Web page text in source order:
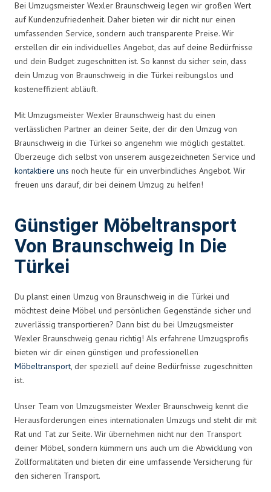
Bei Umzugsmeister Wexler Braunschweig legen wir großen Wert
auf Kundenzufriedenheit. Daher bieten wir dir nicht nur einen
umfassenden Service, sondern auch transparente Preise. Wir
erstellen dir ein individuelles Angebot, das auf deine Bedürfnisse
und dein Budget zugeschnitten ist. So kannst du sicher sein, dass
dein Umzug von Braunschweig in die Türkei reibungslos und
kosteneffizient abläuft.
Mit Umzugsmeister Wexler Braunschweig hast du einen
verlässlichen Partner an deiner Seite, der dir den Umzug von
Braunschweig in die Türkei so angenehm wie möglich gestaltet.
Überzeuge dich selbst von unserem ausgezeichneten Service und
kontaktiere uns noch heute für ein unverbindliches Angebot. Wir
freuen uns darauf, dir bei deinem Umzug zu helfen!
Günstiger Möbeltransport
Von Braunschweig In Die
Türkei
Du planst einen Umzug von Braunschweig in die Türkei und
möchtest deine Möbel und persönlichen Gegenstände sicher und
zuverlässig transportieren? Dann bist du bei Umzugsmeister
Wexler Braunschweig genau richtig! Als erfahrene Umzugsprofis
bieten wir dir einen günstigen und professionellen
Möbeltransport, der speziell auf deine Bedürfnisse zugeschnitten
ist.
Unser Team von Umzugsmeister Wexler Braunschweig kennt die
Herausforderungen eines internationalen Umzugs und steht dir mit
Rat und Tat zur Seite. Wir übernehmen nicht nur den Transport
deiner Möbel, sondern kümmern uns auch um die Abwicklung von
Zollformalitäten und bieten dir eine umfassende Versicherung für
den sicheren Transport.